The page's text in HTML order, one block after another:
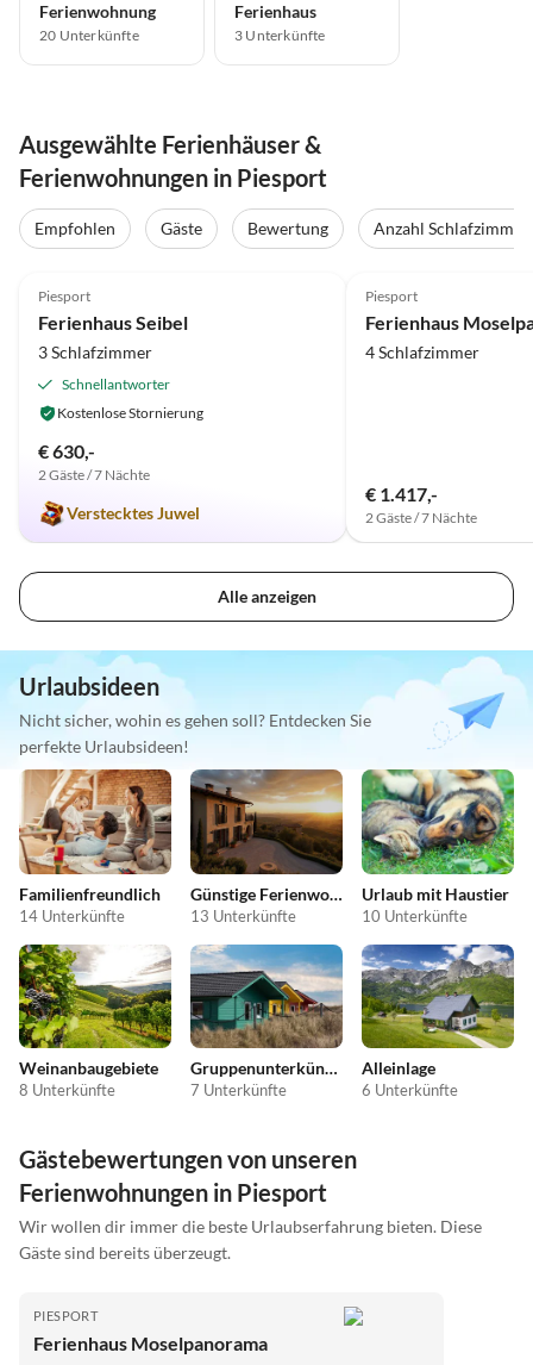
Ferienwohnung
20 Unterkünfte
Ferienhaus
3 Unterkünfte
Ausgewählte Ferienhäuser &
Ferienwohnungen in Piesport
Empfohlen Gäste Bewertung
Anzahl Schlafzimmer
Piesport
Ferienhaus Seibel
3 Schlafzimmer
Schnellantworter
Kostenlose Stornierung
€ 630,-
2 Gäste / 7 Nächte
Verstecktes Juwel
Piesport
Ferienhaus
4 Schlafzimmer
€ 1.417,-
2 Gäste / 7 Nächte
Alle anzeigen
Urlaubsideen
Nicht sicher, wohin es gehen soll? Entdecken Sie
perfekte Urlaubsideen!
Familienfreundlich
14 Unterkünfte
Günstige Ferienwohnungen
13 Unterkünfte
Urlaub mit Haustier
10 Unterkünfte
Weinanbaugebiete
8 Unterkünfte
Gruppenunterkünfte
7 Unterkünfte
Alleinlage
6 Unterkünfte
Gästebewertungen von unseren
Ferienwohnungen in Piesport
Wir wollen dir immer die beste Urlaubserfahrung bieten. Diese
Gäste sind bereits überzeugt.
PIESPORT
Ferienhaus Moselpanorama